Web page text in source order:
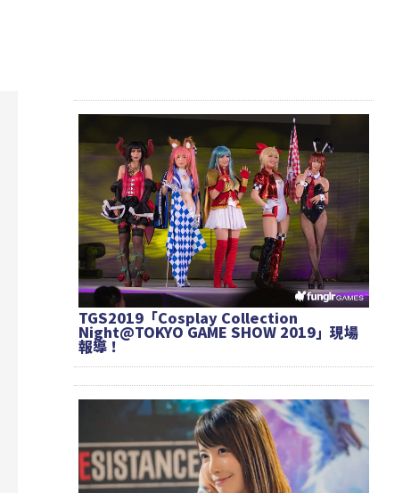
TGS2019「Cosplay Collection
Night@TOKYO GAME SHOW 2019」現場
報導！